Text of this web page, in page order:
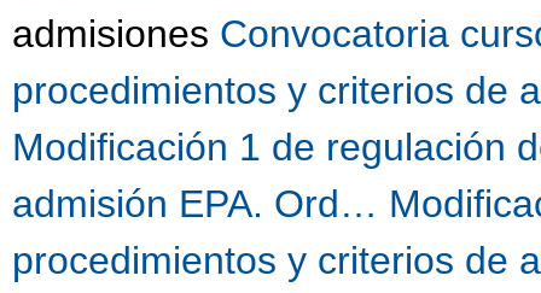
admisiones Convocatoria
procedimientos y criterios de
Modificación 1 de regulación
admisión EPA. Ord…
procedimientos y criterios de